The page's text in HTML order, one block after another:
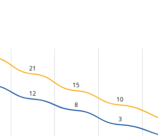
21
15
10
12
8
3